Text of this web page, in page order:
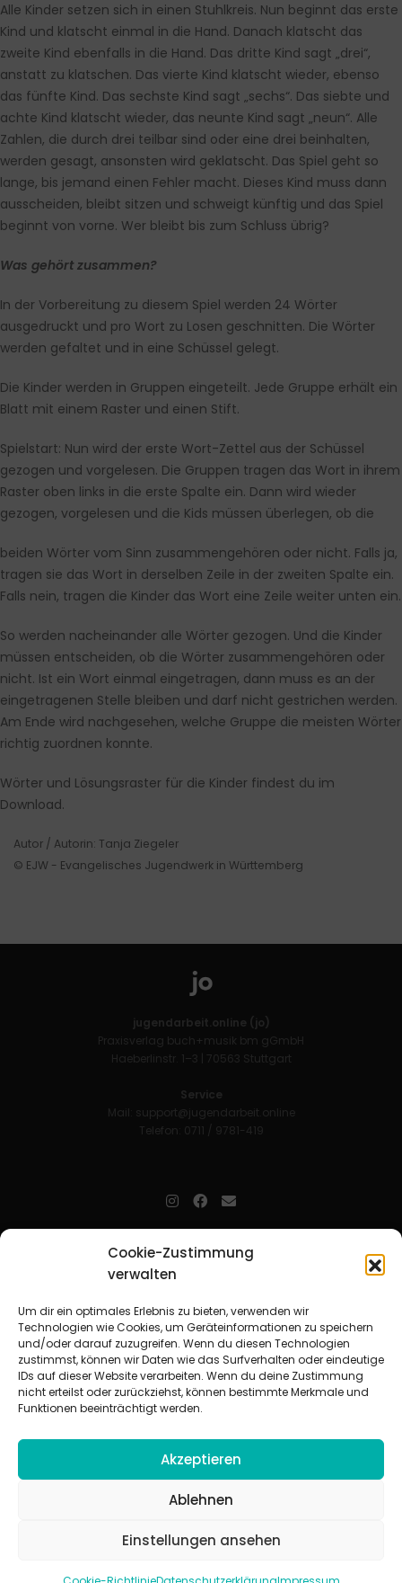
Cookie-Zustimmung
verwalten
Um dir ein optimales Erlebnis zu bieten, verwenden wir
Technologien wie Cookies, um Geräteinformationen zu speichern
und/oder darauf zuzugreifen. Wenn du diesen Technologien
zustimmst, können wir Daten wie das Surfverhalten oder eindeutige
IDs auf dieser Website verarbeiten. Wenn du deine Zustimmung
nicht erteilst oder zurückziehst, können bestimmte Merkmale und
Funktionen beeinträchtigt werden.
Akzeptieren
Ablehnen
Einstellungen ansehen
Alle Kinder setzen sich in einen Stuhlkreis. Nun beginnt das erste
Kind und klatscht einmal in die Hand. Danach klatscht das
zweite Kind ebenfalls in die Hand. Das dritte Kind sagt „drei“,
anstatt zu klatschen. Das vierte Kind klatscht wieder, ebenso
das fünfte Kind. Das sechste Kind sagt „sechs“. Das siebte und
achte Kind klatscht wieder, das neunte Kind sagt „neun“. Alle
Zahlen, die durch drei teilbar sind oder eine drei beinhalten,
werden gesagt, ansonsten wird geklatscht. Das Spiel geht so
lange, bis jemand einen Fehler macht. Dieses Kind muss dann
ausscheiden, bleibt sitzen und schweigt künftig und das Spiel
beginnt von vorne. Wer bleibt bis zum Schluss übrig?
Was gehört zusammen?
In der Vorbereitung zu diesem Spiel werden 24 Wörter
ausgedruckt und pro Wort zu Losen geschnitten. Die Wörter
werden gefaltet und in eine Schüssel gelegt.
Die Kinder werden in Gruppen eingeteilt. Jede Gruppe erhält ein
Blatt mit einem Raster und einen Stift.
Spielstart: Nun wird der erste Wort-Zettel aus der Schüssel
gezogen und vorgelesen. Die Gruppen tragen das Wort in ihrem
Raster oben links in die erste Spalte ein. Dann wird wieder
gezogen, vorgelesen und die Kids müssen überlegen, ob die
beiden Wörter vom Sinn zusammengehören oder nicht. Falls ja,
tragen sie das Wort in derselben Zeile in der zweiten Spalte ein.
Falls nein, tragen die Kinder das Wort eine Zeile weiter unten ein.
So werden nacheinander alle Wörter gezogen. Und die Kinder
müssen entscheiden, ob die Wörter zusammengehören oder
nicht. Ist ein Wort einmal eingetragen, dann muss es an der
eingetragenen Stelle bleiben und darf nicht gestrichen werden.
Am Ende wird nachgesehen, welche Gruppe die meisten Wörter
richtig zuordnen konnte.
Wörter und Lösungsraster für die Kinder findest du im
Download.
Autor / Autorin: Tanja Ziegeler
© EJW - Evangelisches Jugendwerk in Württemberg
jugendarbeit.online (jo)
Praxisverlag buch+musik bm gGmbH
Haeberlinstr. 1–3 | 70563 Stuttgart
Service
Mail: support@jugendarbeit.online
Telefon: 0711 / 9781-419
Mitarbeitende in der christlichen Kinder-, Jugend- und jungen
Erwachsenenarbeit. Aufjofindet man unkompliziert und schnell
Beziehungsarbeit.
Beteiligte Verbände
CVJM-Landesverband Bayern e. V. |CVJM-Gesamtverband in
Deutschland e. V.
CVJM-Westbund e. V.|Deutscher Jugendverband „Entschieden für
Christus“ e. V.
© 2026 jugendarbeit.online